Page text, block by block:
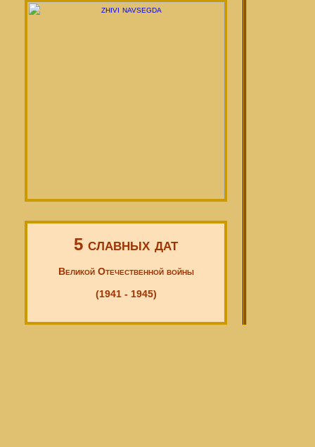
5 славных дат
Великой Отечественной войны
(1941 - 1945)